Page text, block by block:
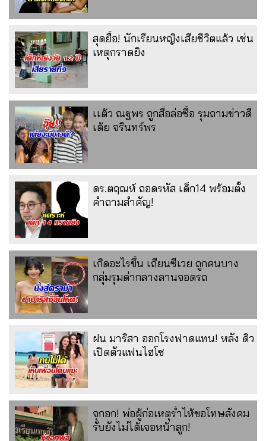
สุดยื้อ! นักเรียนหญิงเสียชีวิตแล้ว เซ่น
เหตุกราดยิง
เเต้ว ณฐพร ถูกสื่อล่อซื้อ รุมถามข่าวดี
เต้ย จรินทร์พร
ดร.ตฤณห์ ถอดรหัส เด็ก14 พร้อมตั้ง
คำถามสำคัญ!
เกิดอะไรขึ้น เถียนซีเวย ถูกคนบาง
กลุ่มรุมด่ากลางลานจอดรถ
ฝน มาริสา ออกโรงฟาดแทน! หลัง ดิว
เปิดตัวแฟนไฮโซ
จุกอก! พ่อผู้ก่อเหตุร่ำไห้ขอโทษสังคม
รับยังไม่ได้เจอหน้าลูก!